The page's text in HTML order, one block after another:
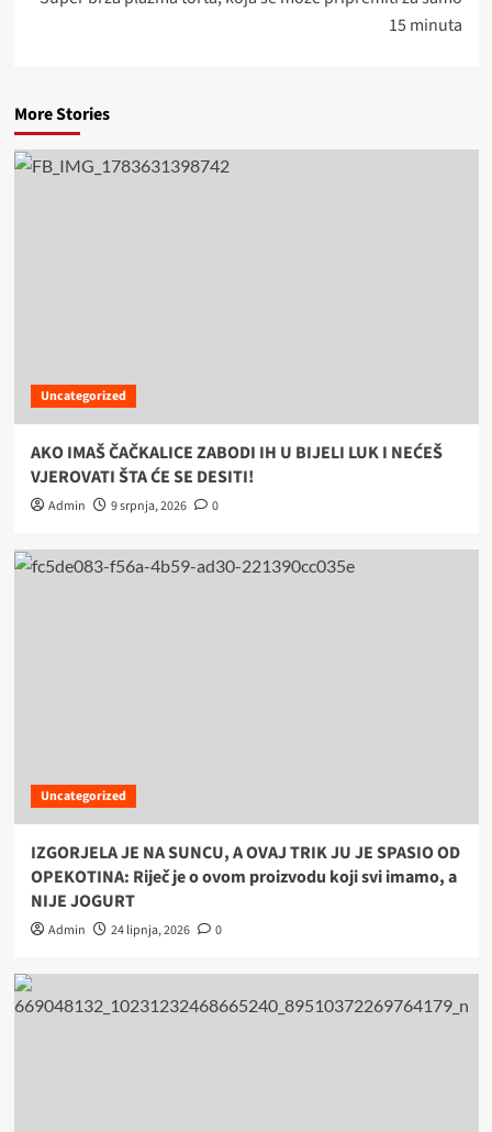
15 minuta
More Stories
Uncategorized
AKO IMAŠ ČAČKALICE ZABODI IH U BIJELI LUK I NEĆEŠ
VJEROVATI ŠTA ĆE SE DESITI!
Admin 9 srpnja, 2026 0
Uncategorized
IZGORJELA JE NA SUNCU, A OVAJ TRIK JU JE SPASIO OD
OPEKOTINA: Riječ je o ovom proizvodu koji svi imamo, a
NIJE JOGURT
Admin 24 lipnja, 2026 0